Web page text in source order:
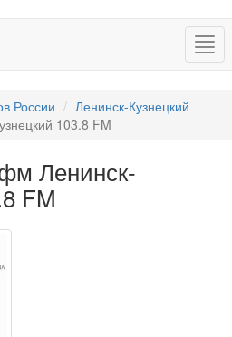
России
Ленинск-Кузнецкий
103.8 FM
Ленинск-
FM